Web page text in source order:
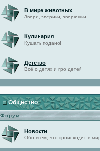
В мире животных
Звери, зверики, зверюшки
Кулинария
Кушать подано!
Детство
Всё о детях и про детей
Общество
Форум
Новости
Обо всем, что происходит в